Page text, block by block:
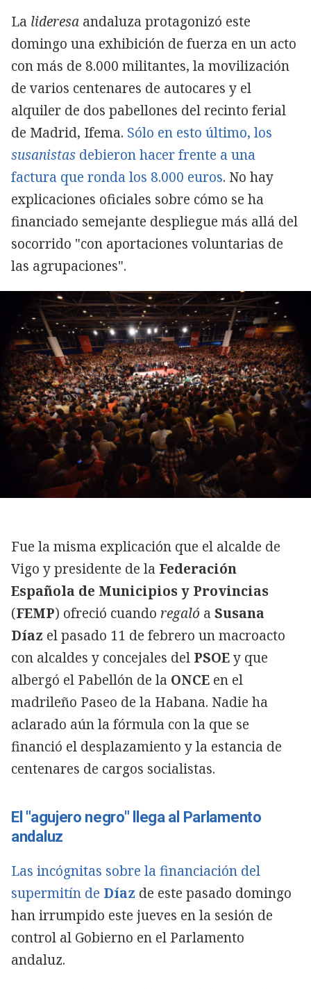
La lideresa andaluza protagonizó este
domingo una exhibición de fuerza en un acto
con más de 8.000 militantes, la movilización
de varios centenares de autocares y el
alquiler de dos pabellones del recinto ferial
de Madrid, Ifema. Sólo en esto último, los
susanistas debieron hacer frente a una
factura que ronda los 8.000 euros. No hay
explicaciones oficiales sobre cómo se ha
financiado semejante despliegue más allá del
socorrido "con aportaciones voluntarias de
las agrupaciones".
Fue la misma explicación que el alcalde de
Vigo y presidente de la Federación
Española de Municipios y Provincias
(FEMP) ofreció cuando regaló a Susana
Díaz el pasado 11 de febrero un macroacto
con alcaldes y concejales del PSOEy que
albergó el Pabellón de la ONCE en el
madrileño Paseo de la Habana. Nadie ha
aclarado aún la fórmula con la que se
financió el desplazamiento y la estancia de
centenares de cargos socialistas.
El "agujero negro" llega al Parlamento
andaluz
Las incógnitas sobre la financiación del
supermitín de Díaz de este pasado domingo
han irrumpido este jueves en la sesión de
control al Gobierno en el Parlamento
andaluz.